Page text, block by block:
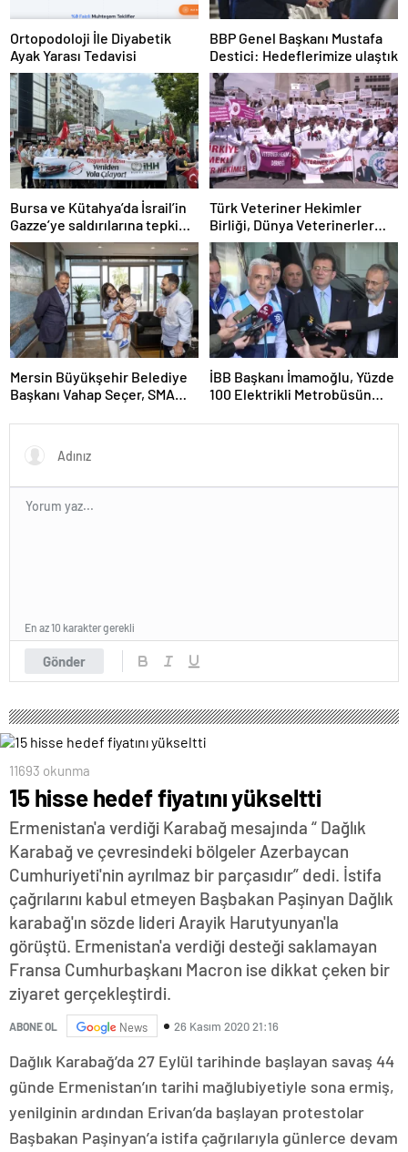
Ortopodoloji İle Diyabetik
Ayak Yarası Tedavisi
BBP Genel Başkanı Mustafa
Destici: Hedeflerimize ulaştık
Bursa ve Kütahya’da İsrail’in
Gazze’ye saldırılarına tepki
yürüyüşleri düzenlendi
Türk Veteriner Hekimler
Birliği, Dünya Veterinerler
Günü Dolayısıyla Basın
Açıklaması Yaptı
Mersin Büyükşehir Belediye
Başkanı Vahap Seçer, SMA
etti
İBB Başkanı İmamoğlu, Yüzde
100 Elektrikli Metrobüsün
Gönder
En az 10 karakter gerekli
11693 okunma
15 hisse hedef fiyatını yükseltti
Ermenistan'a verdiği Karabağ mesajında “ Dağlık
Karabağ ve çevresindeki bölgeler Azerbaycan
Cumhuriyeti'nin ayrılmaz bir parçasıdır” dedi. İstifa
çağrılarını kabul etmeyen Başbakan Paşinyan Dağlık
karabağ'ın sözde lideri Arayik Harutyunyan'la
görüştü. Ermenistan'a verdiği desteği saklamayan
Fransa Cumhurbaşkanı Macron ise dikkat çeken bir
ziyaret gerçekleştirdi.
ABONE OL News 26 Kasım 2020 21:16
Dağlık Karabağ’da 27 Eylül tarihinde başlayan savaş 44
günde Ermenistan’ın tarihi mağlubiyetiyle sona ermiş,
yenilginin ardından Erivan’da başlayan protestolar
Başbakan Paşinyan’a istifa çağrılarıyla günlerce devam